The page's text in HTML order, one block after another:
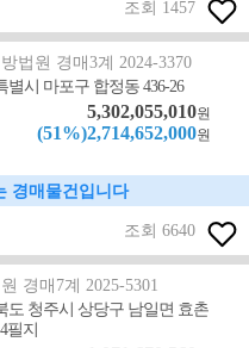
조회 1457
법원 경매3계 2024-3370
별시 마포구 합정동 436-26
5,302,055,010원
(51%)2,714,652,000원
경매물건입니다
조회 6640
경매7계 2025-5301
도 청주시 상당구 남일면 효촌
필지